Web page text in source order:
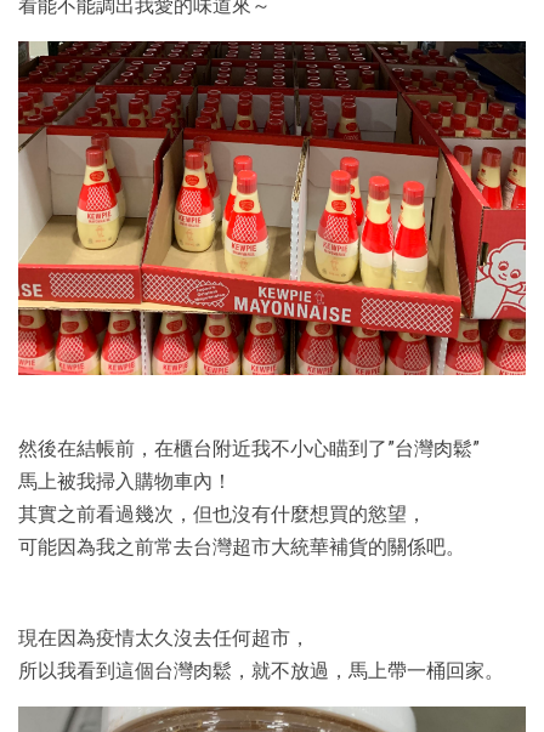
看能不能調出我愛的味道來～
然後在結帳前，在櫃台附近我不小心瞄到了”台灣肉鬆”
馬上被我掃入購物車內！
其實之前看過幾次，但也沒有什麼想買的慾望，
可能因為我之前常去台灣超市大統華補貨的關係吧。
現在因為疫情太久沒去任何超市，
所以我看到這個台灣肉鬆，就不放過，馬上帶一桶回家。